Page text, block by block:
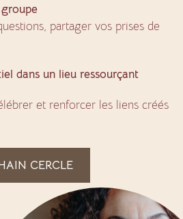
partager vos prises de
dans un lieu ressourçant
et renforcer les liens créés
CERCLE